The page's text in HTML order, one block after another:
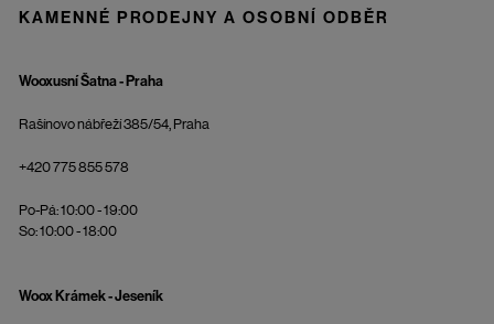
KAMENNÉ PRODEJNY A OSOBNÍ ODBĚR
Wooxusní Šatna - Praha
Rašínovo nábřeží 385/54, Praha
+420 775 855 578
Po-Pá: 10:00 - 19:00
So: 10:00 - 18:00
Woox Krámek - Jeseník